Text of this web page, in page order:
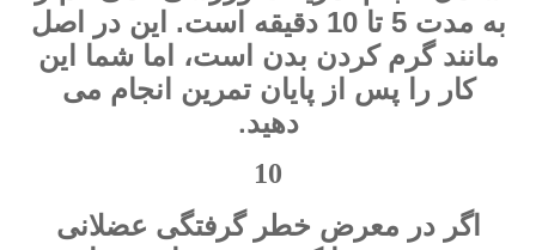
به مدت 5 تا 10 دقیقه است. این در اصل
مانند گرم کردن بدن است، اما شما این
کار را پس از پایان تمرین انجام می
دهید.
10
اگر در معرض خطر گرفتگی عضلانی